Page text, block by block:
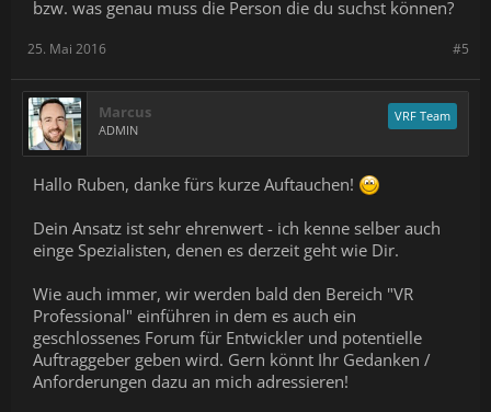
bzw. was genau muss die Person die du suchst können?
#5
25. Mai 2016
Marcus
ADMIN
VRF Team
Hallo Ruben, danke fürs kurze Auftauchen!
Dein Ansatz ist sehr ehrenwert - ich kenne selber auch
einge Spezialisten, denen es derzeit geht wie Dir.
Wie auch immer, wir werden bald den Bereich "VR
Professional" einführen in dem es auch ein
geschlossenes Forum für Entwickler und potentielle
Auftraggeber geben wird. Gern könnt Ihr Gedanken /
Anforderungen dazu an mich adressieren!